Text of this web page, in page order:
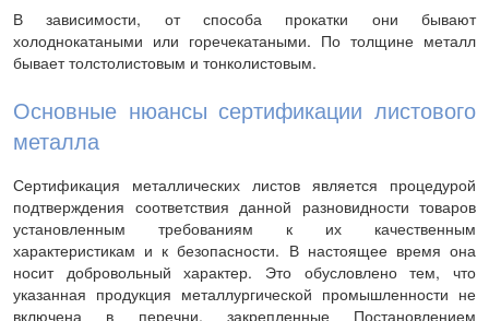
В зависимости, от способа прокатки они бывают
холоднокатаными или горечекатаными. По толщине металл
бывает толстолистовым и тонколистовым.
Основные нюансы сертификации листового
металла
Сертификация металлических листов является процедурой
подтверждения соответствия данной разновидности товаров
установленным требованиям к их качественным
характеристикам и к безопасности. В настоящее время она
носит добровольный характер. Это обусловлено тем, что
указанная продукция металлургической промышленности не
включена в перечни, закрепленные Постановлением